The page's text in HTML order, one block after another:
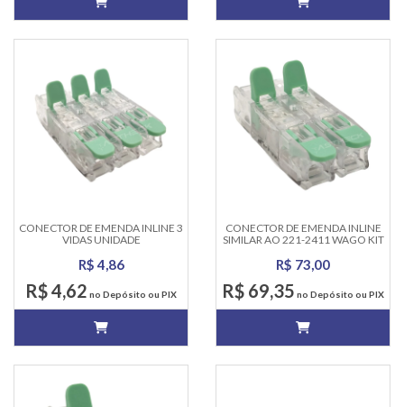
CONECTOR DE EMENDA INLINE 3
VIDAS UNIDADE
R$ 4,86
R$ 4,62 no Depósito ou PIX
CONECTOR DE EMENDA INLINE
SIMILAR AO 221-2411 WAGO KIT
R$ 73,00
R$ 69,35 no Depósito ou PIX